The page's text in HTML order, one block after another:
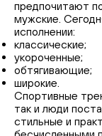
предпочитают
мужские.
исполнении:
классические;
укороченные;
обтягивающие;
широкие.
Спортивные
так и люди
стильные и